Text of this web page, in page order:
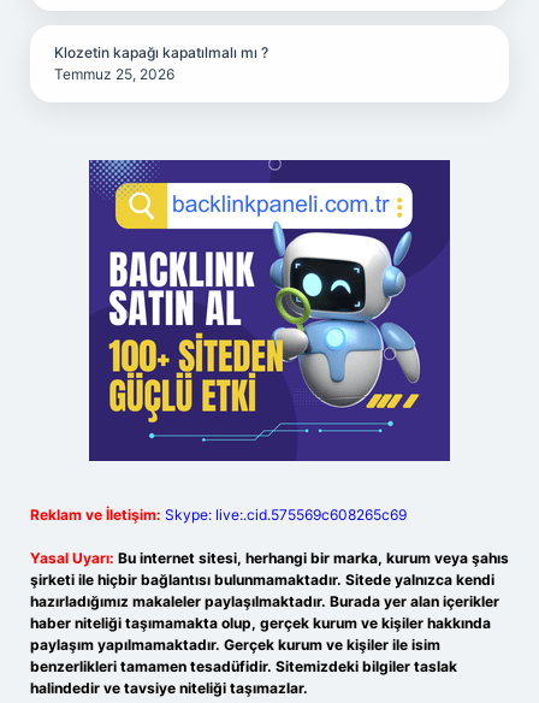
Klozetin kapağı kapatılmalı mı ?
Temmuz 25, 2026
Reklam ve İletişim: Skype: live:.cid.575569c608265c69
Yasal Uyarı: Bu internet sitesi, herhangi bir marka, kurum veya şahıs
şirketi ile hiçbir bağlantısı bulunmamaktadır. Sitede yalnızca kendi
hazırladığımız makaleler paylaşılmaktadır. Burada yer alan içerikler
haber niteliği taşımamakta olup, gerçek kurum ve kişiler hakkında
paylaşım yapılmamaktadır. Gerçek kurum ve kişiler ile isim
benzerlikleri tamamen tesadüfidir. Sitemizdeki bilgiler taslak
halindedir ve tavsiye niteliği taşımazlar.